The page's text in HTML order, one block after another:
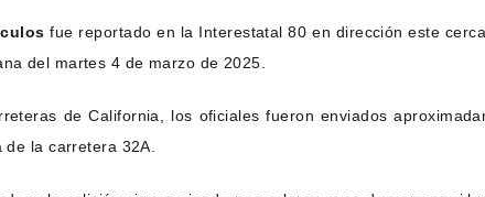
fue reportado en la Interestatal 80 en dirección este
del martes 4 de marzo de 2025.
de California, los oficiales fueron enviados
la carretera 32A.